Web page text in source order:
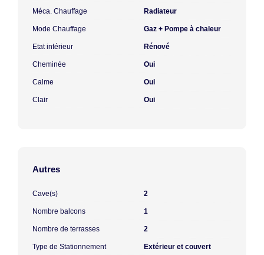
Méca. Chauffage Radiateur
Mode Chauffage Gaz + Pompe à chaleur
Etat intérieur Rénové
Cheminée Oui
Calme Oui
Clair Oui
Autres
Cave(s) 2
Nombre balcons 1
Nombre de terrasses 2
Type de Stationnement Extérieur et couvert